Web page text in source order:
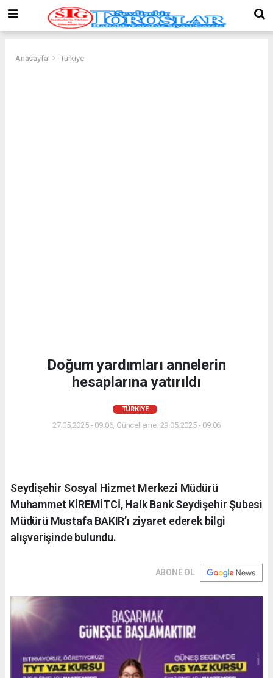
Anasayfa Türkiye
Doğum yardımları annelerin
hesaplarına yatırıldı
TÜRKIYE
27.05.2025 - 09:06, Güncelleme: 29.05.2025 - 09:06
Seydişehir Sosyal Hizmet Merkezi Müdürü
Muhammet KİREMİTCİ, Halk Bank Seydişehir Şubesi
Müdürü Mustafa BAKIR’ı ziyaret ederek bilgi
alışverişinde bulundu.
ABONE OL